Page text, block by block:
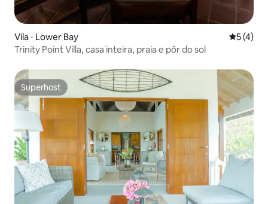
Vila ⋅ Lower Bay 5 de
5 (4)
Trinity Point Villa, casa inteira, praia e pôr do sol
Superhost
Superhost